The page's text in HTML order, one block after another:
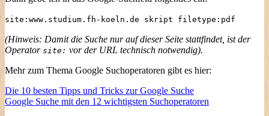
site:www.studium.fh-koeln.de skript filetype:pdf
(Hinweis: Damit die Suche nur auf dieser Seite stattfindet, ist der
Operator site: vor der URL technisch notwendig).
Mehr zum Thema Google Suchoperatoren gibt es hier:
Die 10 besten Tipps und Tricks zur Google Suche
Google Suche mit den 12 wichtigsten Suchoperatoren